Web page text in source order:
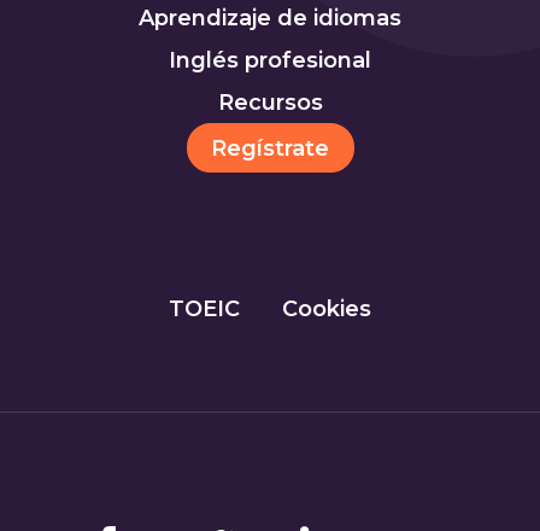
Aprendizaje de idiomas
Inglés profesional
Recursos
Regístrate
TOEIC Cookies